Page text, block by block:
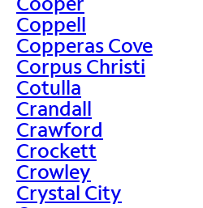
Coppell
Copperas Cove
Corpus Christi
Cotulla
Crandall
Crawford
Crockett
Crowley
Crystal City